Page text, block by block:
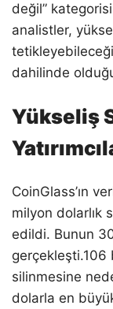
değil”
analistler,
dahilinde
Yükseliş
CoinGlass’ın
milyon dolarlık
edildi. Bunun
gerçekleşti.106
silinmesine
dolarla en